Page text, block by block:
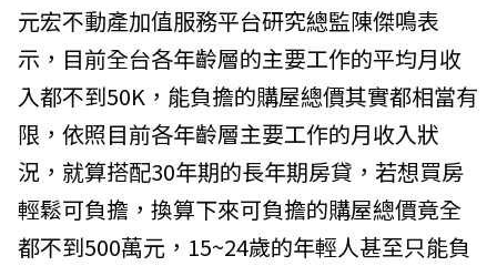
元宏不動產加值服務平台研究總監陳傑鳴表
示，目前全台各年齡層的主要工作的平均月收
入都不到50K，能負擔的購屋總價其實都相當有
限，依照目前各年齡層主要工作的月收入狀
況，就算搭配30年期的長年期房貸，若想買房
輕鬆可負擔，換算下來可負擔的購屋總價竟全
都不到500萬元，15~24歲的年輕人甚至只能負